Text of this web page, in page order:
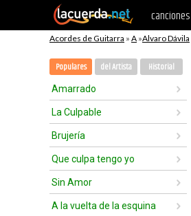
canciones
Acordes de Guitarra » A »Alvaro Dávila
Populares del Artista Historial
Amarrado
La Culpable
Brujería
Que culpa tengo yo
Sin Amor
A la vuelta de la esquina